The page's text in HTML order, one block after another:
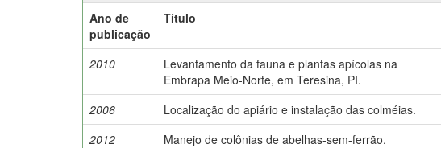
Ano de
publicação
Título
2010
Levantamento da fauna e plantas apícolas na
Embrapa Meio-Norte, em Teresina, PI.
2006
Localização do apiário e instalação das colméias.
2012
Manejo de colônias de abelhas-sem-ferrão.